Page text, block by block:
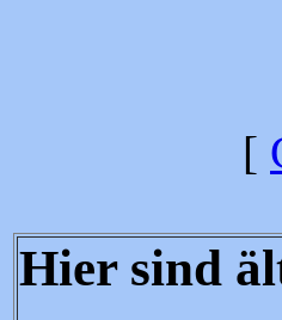
[
Hier sind